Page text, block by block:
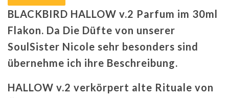
BLACKBIRD HALLOW v.2 Parfum im 30ml
Flakon. Da Die Düfte von unserer
SoulSister Nicole sehr besonders sind
übernehme ich ihre Beschreibung.
HALLOW v.2 verkörpert alte Rituale von